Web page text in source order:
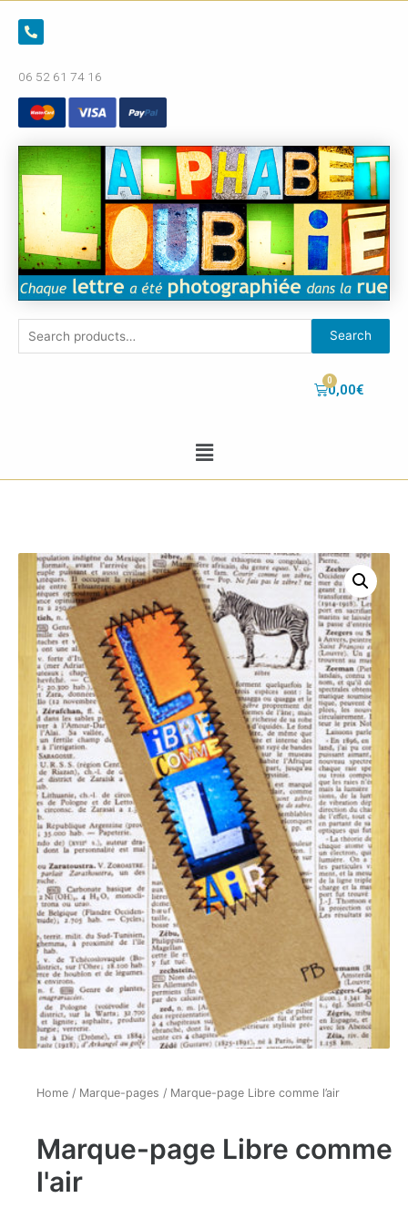
06 52 61 74 16
Search
0,00€
Home / Marque-pages / Marque-page Libre comme l’air
Marque-page Libre comme
l'air